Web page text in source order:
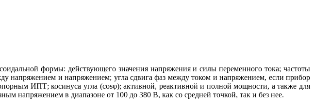
формы: действующего значения напряжения и силы переменного тока; частоты
напряжением и напряжением; угла сдвига фаз между током и напряжением, если прибор
ИПТ; косинуса угла (cosφ); активной, реактивной и полной мощности, а также для
напряжением в диапазоне от 100 до 380 В, как со средней точкой, так и без нее.